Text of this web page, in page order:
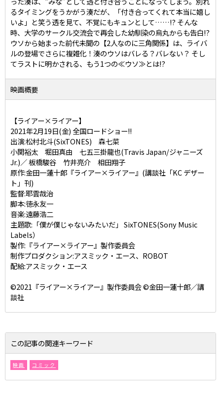
るタイミングをうかがう湊だが、「付き合ってくれて本当に嬉し
いよ」と笑う透を見て、不覚にもキュンとして……!? そんな
時、大学のサークル交流会で再会した幼馴染の烏丸からも告白!?
ウソから始まった前代未聞の【2人なのに三角関係】は、ライバ
ルの登場でさらに複雑化！湊のウソはバレる？バレない？ そし
てラストに明かされる、もう1つの≪ウソ≫とは!?
映画概要
【ライアー×ライアー】
2021年2月19日(金) 全国ロードショー!!
出演:松村北斗(SixTONES) 森七菜
小関裕太 堀田真由 七五三掛龍也(Travis Japan/ジャニーズ
Jr.)／ 板橋駿谷 竹井亮介 相田翔子
原作:金田一蓮十郎『ライアー×ライアー』(講談社「KC デザー
ト」刊)
監督:耶雲哉治
脚本:徳永友一
音楽:遠藤浩二
主題歌:「僕が僕じゃないみたいだ」 SixTONES(Sony Music
Labels）
製作:『ライアー×ライアー』製作委員会
制作プロダクション:アスミック・エース、ROBOT
配給:アスミック・エース
©2021『ライアー×ライアー』製作委員会 ©金田一蓮十郎／講
談社
この記事の関連キーワード
映画 コミック